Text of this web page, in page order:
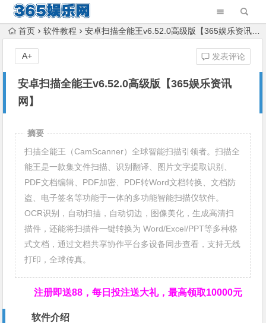
首页 软件教程 安卓扫描全能王v6.52.0高级版【365娱乐资讯网】
安卓扫描全能王v6.52.0高级版【365娱乐资讯
网】
发表评论
A+
摘要
扫描全能王（CamScanner）全球智能扫描引领者。扫描全
能王是一款集文件扫描、识别翻译、图片文字提取识别、
PDF文档编辑、PDF加密、PDF转Word文档转换、文档防
盗、电子签名等功能于一体的多功能智能扫描仪软件。
OCR识别，自动扫描，自动切边，图像美化，生成高清扫
描件，还能将扫描件一键转换为 Word/Excel/PPT等多种格
式文档，通过文档共享协作平台多设备同步查看，支持无线
打印，全球传真。
注册即送88，每日投注送大礼，最高领取10000元
软件介绍